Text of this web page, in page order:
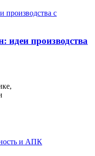
идеи производства
и АПК